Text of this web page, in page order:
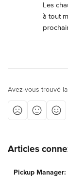
Les
à tout
Avez-vous trouvé
Articles
Pickup